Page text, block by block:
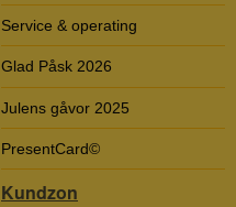
Service & operating
Glad Påsk 2026
Julens gåvor 2025
PresentCard©
Kundzon